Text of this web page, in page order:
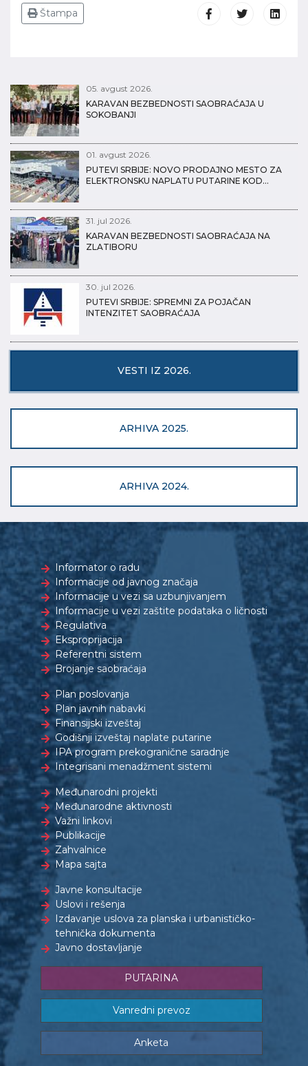
Štampa
05. avgust 2026.
KARAVAN BEZBEDNOSTI SAOBRAĆAJA U
SOKOBANJI
01. avgust 2026.
PUTEVI SRBIJE: NOVO PRODAJNO MESTO ZA
ELEKTRONSKU NAPLATU PUTARINE KOD…
31. jul 2026.
KARAVAN BEZBEDNOSTI SAOBRAĆAJA NA
ZLATIBORU
30. jul 2026.
PUTEVI SRBIJE: SPREMNI ZA POJAČAN
INTENZITET SAOBRAĆAJA
VESTI IZ 2026.
ARHIVA 2025.
ARHIVA 2024.
Informator o radu
Informacije od javnog značaja
Informacije u vezi sa uzbunjivanjem
Informacije u vezi zaštite podataka o ličnosti
Regulativa
Eksproprijacija
Referentni sistem
Brojanje saobraćaja
Plan poslovanja
Plan javnih nabavki
Finansijski izveštaj
Godišnji izveštaj naplate putarine
IPA program prekogranične saradnje
Integrisani menadžment sistemi
Međunarodni projekti
Međunarodne aktivnosti
Važni linkovi
Publikacije
Zahvalnice
Mapa sajta
Javne konsultacije
Uslovi i rešenja
Izdavanje uslova za planska i urbanističko-
tehnička dokumenta
Javno dostavljanje
PUTARINA
Vanredni prevoz
Anketa